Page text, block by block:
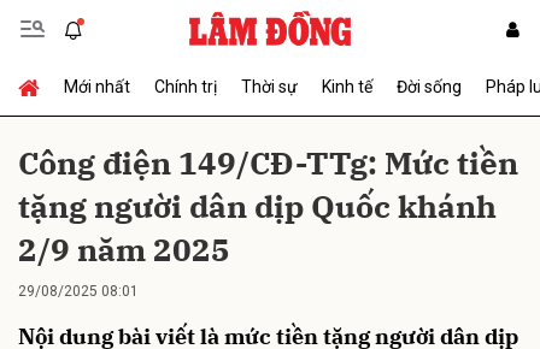
Mới nhất Chính trị Thời sự Kinh tế Đời sống Pháp
Công điện 149/CĐ-TTg: Mức tiền
tặng người dân dịp Quốc khánh
2/9 năm 2025
29/08/2025 08:01
Nội dung bài viết là mức tiền tặng người dân dịp
Gửi bình luận